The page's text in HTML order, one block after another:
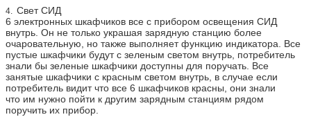
4. Свет СИД
6 электронных шкафчиков все с прибором освещения СИД
внутрь. Он не только украшая зарядную станцию более
очаровательную, но также выполняет функцию индикатора. Все
пустые шкафчики будут с зеленым светом внутрь, потребитель
знали бы зеленые шкафчики доступны для поручать. Все
занятые шкафчики с красным светом внутрь, в случае если
потребитель видит что все 6 шкафчиков красны, они знали
что им нужно пойти к другим зарядным станциям рядом
поручить их прибор.